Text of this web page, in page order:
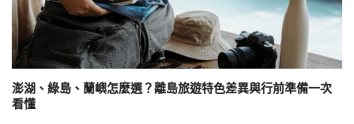
澎湖、綠島、蘭嶼怎麼選？離島旅遊特色差異與行前準備一次
看懂